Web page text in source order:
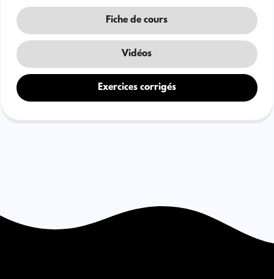
Fiche de cours
Vidéos
Exercices corrigés